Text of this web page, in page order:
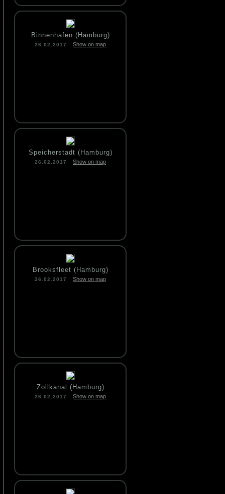
Binnenhafen (Hamburg)
26.02.2017 Show on map
Speicherstadt (Hamburg)
26.02.2017 Show on map
Brooksfleet (Hamburg)
26.02.2017 Show on map
Zollkanal (Hamburg)
26.02.2017 Show on map